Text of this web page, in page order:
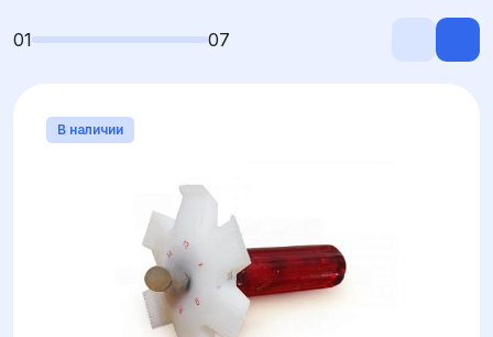
01 07
В наличии